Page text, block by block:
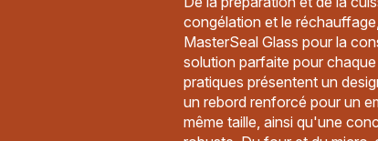
congélation et le
MasterSeal Glass pour la
solution parfaite pour
pratiques présentent un
un rebord renforcé pour un
même taille, ainsi qu'une